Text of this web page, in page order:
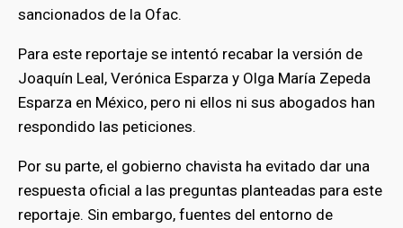
sancionados de la Ofac.
Para este reportaje se intentó recabar la versión de
Joaquín Leal, Verónica Esparza y Olga María Zepeda
Esparza en México, pero ni ellos ni sus abogados han
respondido las peticiones.
Por su parte, el gobierno chavista ha evitado dar una
respuesta oficial a las preguntas planteadas para este
reportaje. Sin embargo, fuentes del entorno de